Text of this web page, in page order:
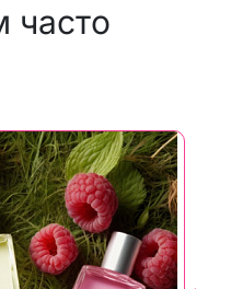
часто